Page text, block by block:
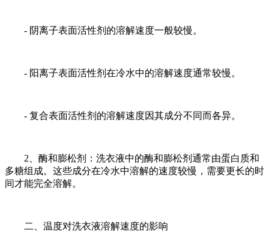
- 阴离子表面活性剂的溶解速度一般较慢。
- 阳离子表面活性剂在冷水中的溶解速度通常较慢。
- 复合表面活性剂的溶解速度因其成分不同而各异。
2、酶和膨松剂：洗衣液中的酶和膨松剂通常由蛋白质和
多糖组成。这些成分在冷水中溶解的速度较慢，需要更长的时
间才能完全溶解。
二、温度对洗衣液溶解速度的影响